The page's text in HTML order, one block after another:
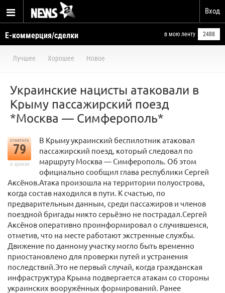
Вход
Е-коммерция/сделки в мою ленту 2488
Лучшее Хорошее Новое
Украинские нацисты атаковали в
Крыму пассажирский поезд
*Москва — Симферополь*
отметили
79
в архиве
В Крыму украинский беспилотник атаковал
пассажирский поезд, который следовал по
маршруту Москва — Симферополь. Об этом
официально сообщил глава республики Сергей
Аксёнов.Атака произошла на территории полуострова,
когда состав находился в пути. К счастью, по
предварительным данным, среди пассажиров и членов
поездной бригады никто серьёзно не пострадал.Сергей
Аксёнов оперативно проинформировал о случившемся,
отметив, что на месте работают экстренные службы.
Движение по данному участку могло быть временно
приостановлено для проверки путей и устранения
последствий.Это не первый случай, когда гражданская
инфраструктура Крыма подвергается атакам со стороны
украинских вооружённых формирований. Ранее